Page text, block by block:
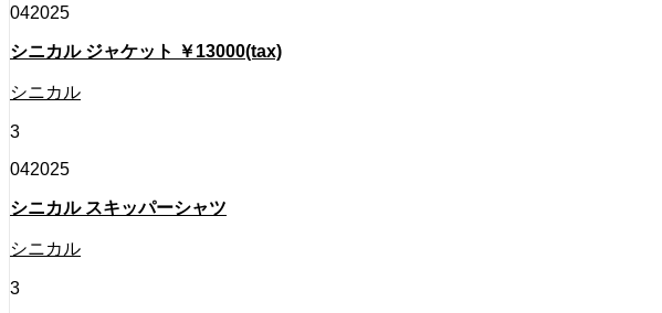
042025
シニカル ジャケット ￥13000(tax)
シニカル
3
042025
シニカル スキッパーシャツ
シニカル
3